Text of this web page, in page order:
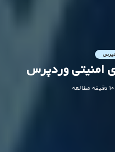
امنیتی وردپرس
10 دقیقه مطالعه